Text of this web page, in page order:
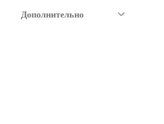
Дополнительно